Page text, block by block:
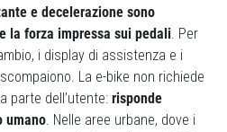
e decelerazione sono
la forza impressa sui pedali. Per
i display di assistenza e i
La e-bike non richiede
parte dell’utente: risponde
umano. Nelle aree urbane, dove i